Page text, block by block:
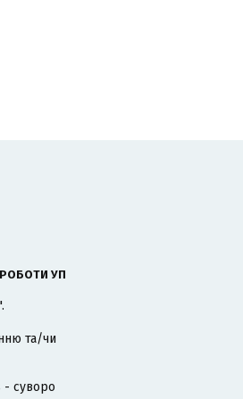
УП
та/чи
- суворо